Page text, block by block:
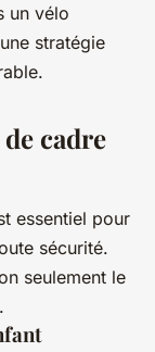
un vélo
stratégie
cadre
essentiel pour
sécurité.
seulement le